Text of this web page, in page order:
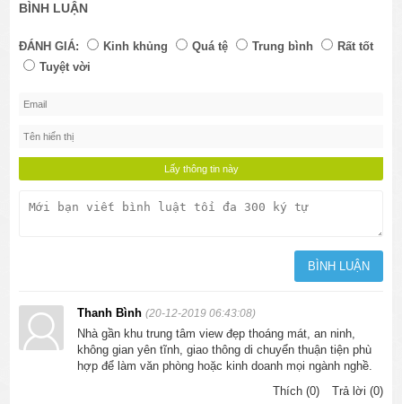
BÌNH LUẬN
ĐÁNH GIÁ: Kinh khủng Quá tệ Trung bình
Rất tốt
Tuyệt vời
Thanh Bình(20-12-2019 06:43:08)
Nhà gần khu trung tâm view đẹp thoáng mát, an ninh,
không gian yên tĩnh, giao thông di chuyển thuận tiện phù
hợp để làm văn phòng hoặc kinh doanh mọi ngành nghề.
Thích (0)
Trả lời (0)